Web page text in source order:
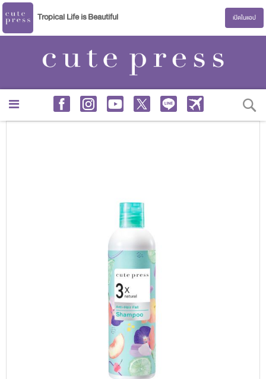
Tropical Life is Beautiful เปิดในแอป